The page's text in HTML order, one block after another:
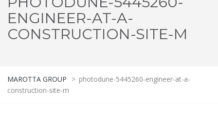
ENGINEER-AT-A-
CONSTRUCTION-SITE-M
MAROTTA GROUP > photodune-5445260-engineer-at-a-
construction-site-m